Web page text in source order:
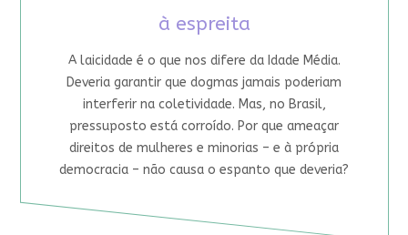
à espreita
A laicidade é o que nos difere da Idade Média.
Deveria garantir que dogmas jamais poderiam
interferir na coletividade. Mas, no Brasil,
pressuposto está corroído. Por que ameaçar
direitos de mulheres e minorias – e à própria
democracia – não causa o espanto que deveria?